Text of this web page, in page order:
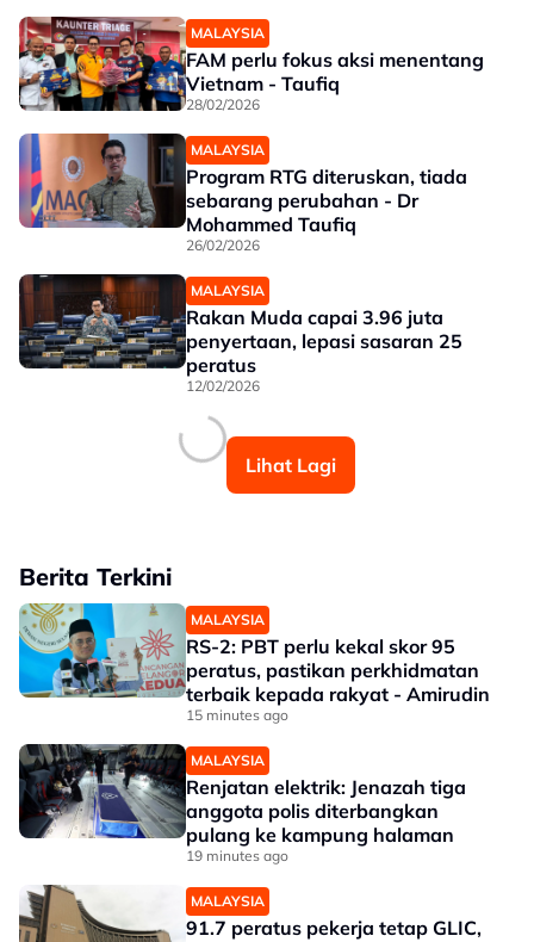
MALAYSIA
FAM perlu fokus aksi menentang
Vietnam - Taufiq
28/02/2026
MALAYSIA
Program RTG diteruskan, tiada
sebarang perubahan - Dr
Mohammed Taufiq
26/02/2026
MALAYSIA
Rakan Muda capai 3.96 juta
penyertaan, lepasi sasaran 25
peratus
12/02/2026
Lihat Lagi
Berita Terkini
MALAYSIA
RS-2: PBT perlu kekal skor 95
peratus, pastikan perkhidmatan
terbaik kepada rakyat - Amirudin
15 minutes ago
MALAYSIA
Renjatan elektrik: Jenazah tiga
anggota polis diterbangkan
pulang ke kampung halaman
19 minutes ago
MALAYSIA
91.7 peratus pekerja tetap GLIC,